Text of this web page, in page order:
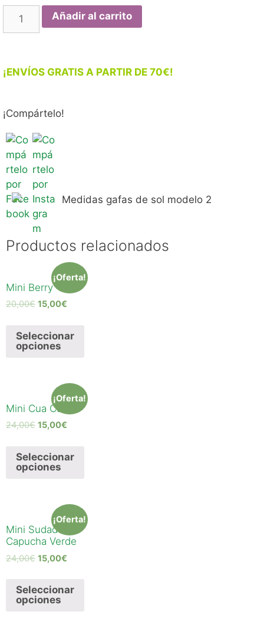
Añadir al carrito
¡ENVÍOS GRATIS A PARTIR DE 70€!
¡Compártelo!
Productos relacionados
¡Oferta!
Mini Berry
20,00€ 15,00€
Seleccionar
opciones
¡Oferta!
Mini Cua Cua
24,00€ 15,00€
Seleccionar
opciones
¡Oferta!
Mini Sudadera
Capucha Verde
24,00€ 15,00€
Seleccionar
opciones